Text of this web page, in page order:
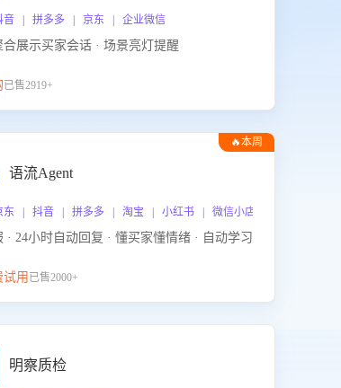
音 | 拼多多 | 京东 | 企业微信
合展示买家会话 · 场景亮灯提醒
已售2919+
🔥本周
语流Agent
东 | 抖音 | 拼多多 | 淘宝 | 小红书 | 微信小店 | 快手 | 唯品
· 24小时自动回复 · 懂买家懂情绪 · 自动学习
试用 已售2000+
明察质检